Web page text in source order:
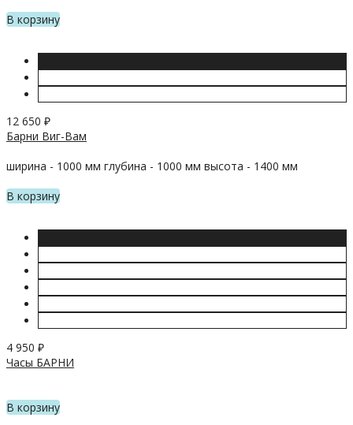
В корзину
12 650 ₽
Барни Виг-Вам
ширина - 1000 мм глубина - 1000 мм высота - 1400 мм
В корзину
4 950 ₽
Часы БАРНИ
В корзину